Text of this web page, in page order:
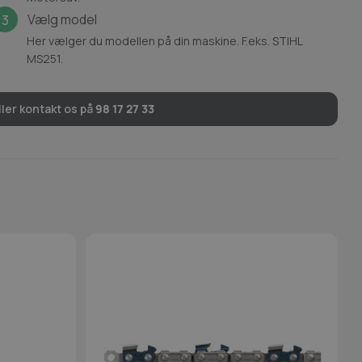
3 Vælg model
Her vælger du modellen på din maskine. F.eks. STIHL
MS251.
kontakt os på 98 17 27 33